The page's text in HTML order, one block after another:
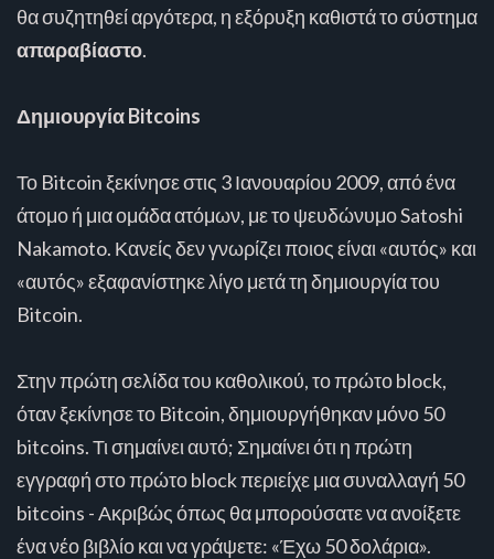
θα συζητηθεί αργότερα, η εξόρυξη καθιστά το σύστημα
απαραβίαστο.
Δημιουργία Bitcoins
Το Bitcoin ξεκίνησε στις 3 Ιανουαρίου 2009, από ένα
άτομο ή μια ομάδα ατόμων, με το ψευδώνυμο Satoshi
Nakamoto. Κανείς δεν γνωρίζει ποιος είναι «αυτός» και
«αυτός» εξαφανίστηκε λίγο μετά τη δημιουργία του
Bitcoin.
Στην πρώτη σελίδα του καθολικού, το πρώτο block,
όταν ξεκίνησε το Bitcoin, δημιουργήθηκαν μόνο 50
bitcoins. Τι σημαίνει αυτό; Σημαίνει ότι η πρώτη
εγγραφή στο πρώτο block περιείχε μια συναλλαγή 50
bitcoins - Ακριβώς όπως θα μπορούσατε να ανοίξετε
ένα νέο βιβλίο και να γράψετε: «Έχω 50 δολάρια».